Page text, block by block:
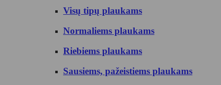
Visų tipų plaukams
Normaliems plaukams
Riebiems plaukams
Sausiems, pažeistiems plaukams